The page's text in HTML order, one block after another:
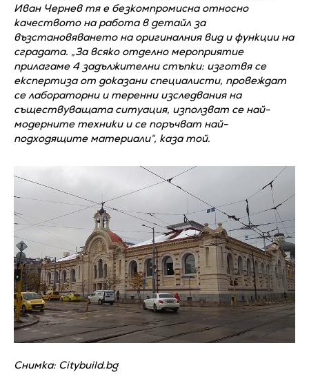
Иван Чернев тя е безкомпромисна относно
качеството на работа в детайл за
възстановяването на оригиналния вид и функции на
сградата. „За всяко отделно мероприятие
прилагаме 4 задължителни стъпки: изготвя се
експертиза от доказани специалисти, провеждат
се лабораторни и теренни изследвания на
съществуващата ситуация, използват се най-
модерните техники и се поръчват най-
подходящите материали“, каза той.
Снимка: Citybuild.bg